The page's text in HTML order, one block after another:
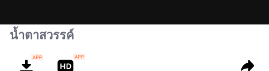
น้ำตาสวรรค์